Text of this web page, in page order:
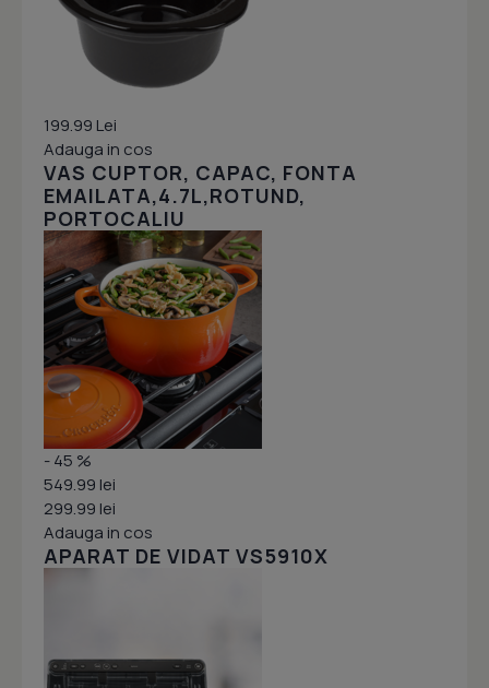
199.99 Lei
Adauga in cos
VAS CUPTOR, CAPAC, FONTA
EMAILATA,4.7L,ROTUND,
PORTOCALIU
- 45 %
549.99 lei
299.99 lei
Adauga in cos
APARAT DE VIDAT VS5910X